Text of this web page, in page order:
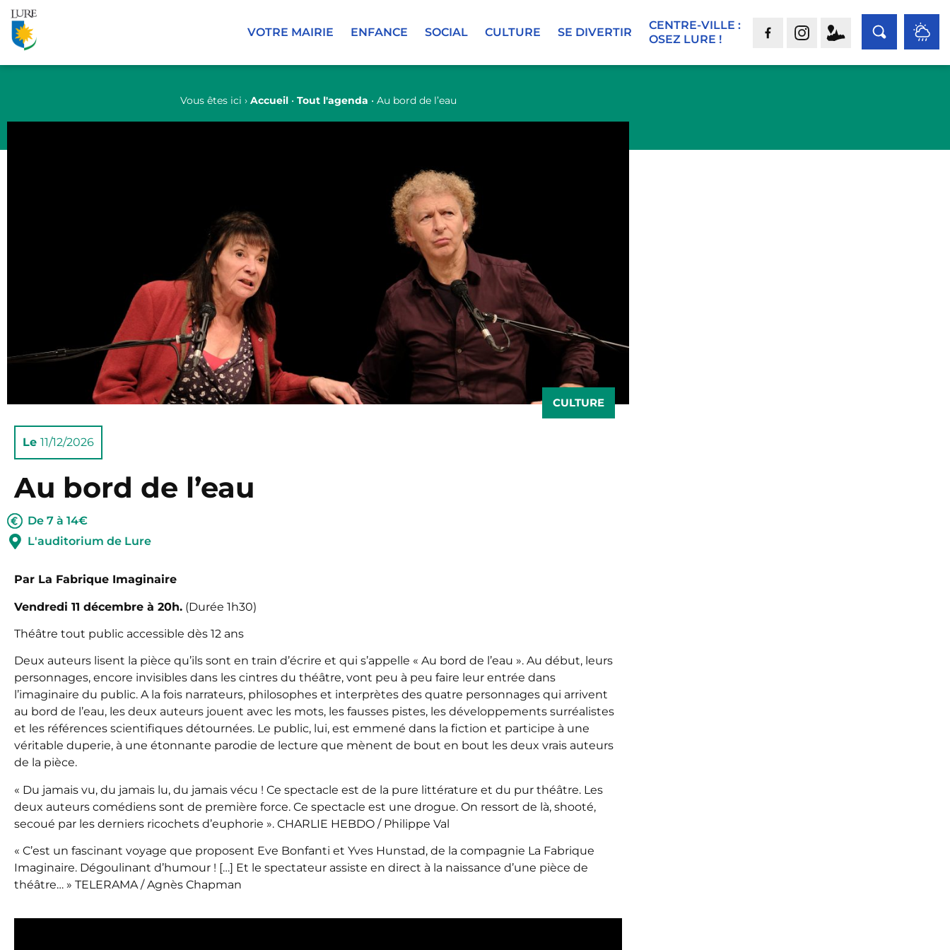
VOTRE MAIRIE ENFANCE SOCIAL CULTURE SE DIVERTIR
CENTRE-VILLE :
OSEZ LURE !
Vous êtes ici › Accueil• Tout l'agenda • Au bord de l’eau
CULTURE
Le 11/12/2026
Au bord de l’eau
De 7 à 14€
L'auditorium de Lure
Par La Fabrique Imaginaire
Vendredi 11 décembre à 20h. (Durée 1h30)
Théâtre tout public accessible dès 12 ans
Deux auteurs lisent la pièce qu’ils sont en train d’écrire et qui s’appelle « Au bord de l’eau ». Au début, leurs
personnages, encore invisibles dans les cintres du théâtre, vont peu à peu faire leur entrée dans
l’imaginaire du public. A la fois narrateurs, philosophes et interprètes des quatre personnages qui arrivent
au bord de l’eau, les deux auteurs jouent avec les mots, les fausses pistes, les développements surréalistes
et les références scientifiques détournées. Le public, lui, est emmené dans la fiction et participe à une
véritable duperie, à une étonnante parodie de lecture que mènent de bout en bout les deux vrais auteurs
de la pièce.
« Du jamais vu, du jamais lu, du jamais vécu ! Ce spectacle est de la pure littérature et du pur théâtre. Les
deux auteurs comédiens sont de première force. Ce spectacle est une drogue. On ressort de là, shooté,
secoué par les derniers ricochets d’euphorie ». CHARLIE HEBDO / Philippe Val
« C’est un fascinant voyage que proposent Eve Bonfanti et Yves Hunstad, de la compagnie La Fabrique
Imaginaire. Dégoulinant d’humour ! […] Et le spectateur assiste en direct à la naissance d’une pièce de
théâtre… » TELERAMA / Agnès Chapman
Panneau de gestion des cookies